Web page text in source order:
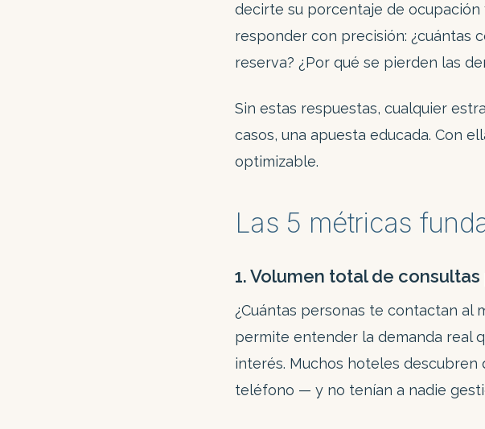
decirte su porcentaje de
responder con precisión: ¿cuántas
reserva? ¿Por qué se pierden las
Sin estas respuestas, cualquier
casos, una apuesta educada. Con
optimizable.
Las 5 métricas
1. Volumen total de
¿Cuántas personas te contactan al
permite entender la demanda real
interés. Muchos hoteles
teléfono — y no tenían a nadie